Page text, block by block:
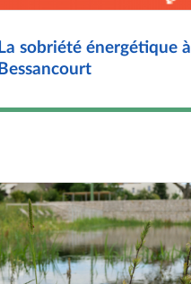
La sobriété énergétique à
Bessancourt